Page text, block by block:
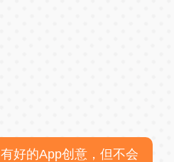
有好的App创意，但不会